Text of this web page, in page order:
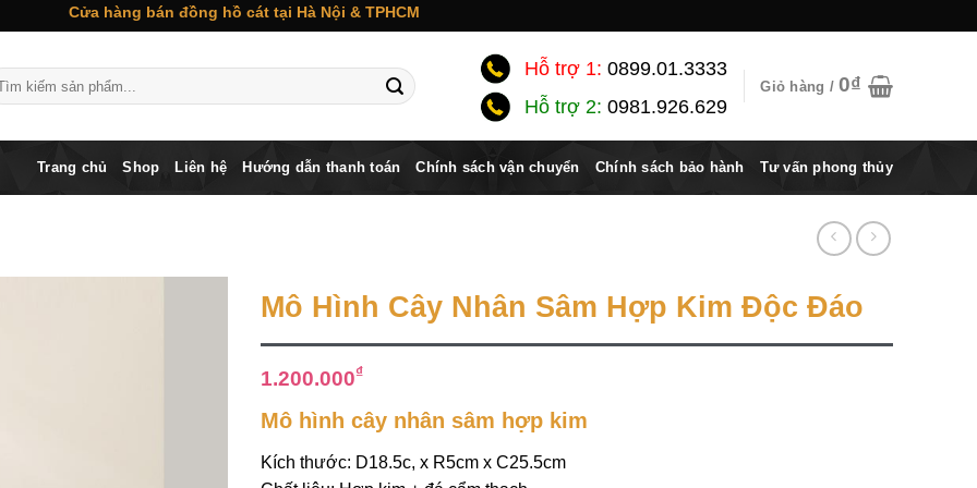
Cửa hàng bán đồng hồ cát tại Hà Nội & TPHCM
Hỗ trợ 1:0899.01.3333
Hỗ trợ 2:0981.926.629
Giỏ hàng /0₫
Trang chủ Shop Liên hệ Hướng dẫn thanh toán Chính sách vận chuyển Chính sách bảo hành Tư vấn phong thủy
Mô Hình Cây Nhân Sâm Hợp Kim Độc Đáo
1.200.000₫
Mô hình cây nhân sâm hợp kim
Kích thước: D18.5c, x R5cm x C25.5cm